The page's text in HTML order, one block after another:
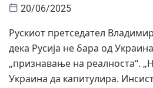
20/06/2025
Рускиот претседател
дека Русија не бара од
„признавање на реалноста“.
Украина да капитулира.